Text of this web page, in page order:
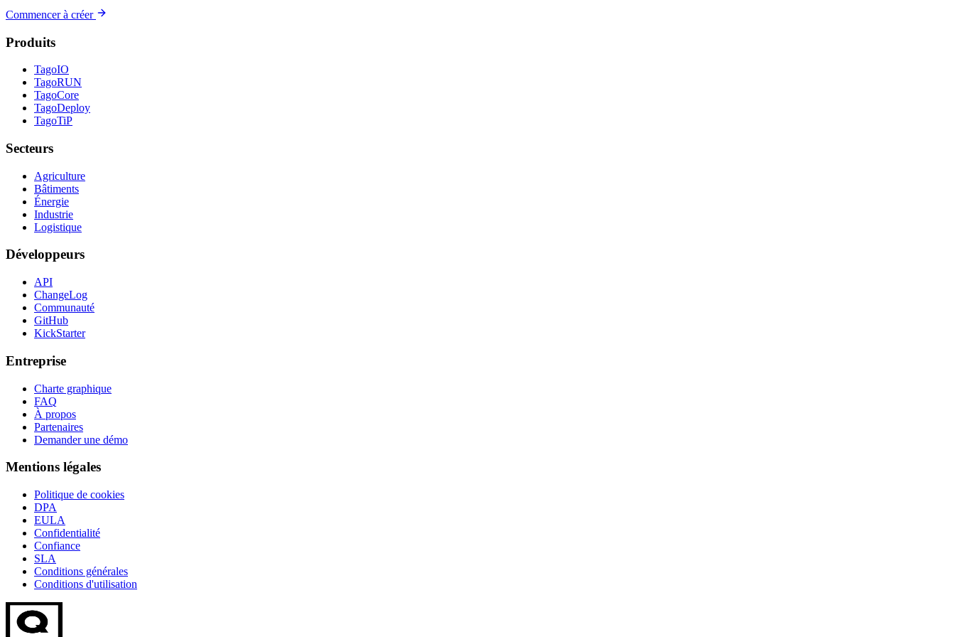
Commencer à créer
Produits
TagoIO
TagoRUN
TagoCore
TagoDeploy
TagoTiP
Secteurs
Agriculture
Bâtiments
Énergie
Industrie
Logistique
Développeurs
API
ChangeLog
Communauté
GitHub
KickStarter
Entreprise
Charte graphique
FAQ
À propos
Partenaires
Demander une démo
Mentions légales
Politique de cookies
DPA
EULA
Confidentialité
Confiance
SLA
Conditions générales
Conditions d'utilisation